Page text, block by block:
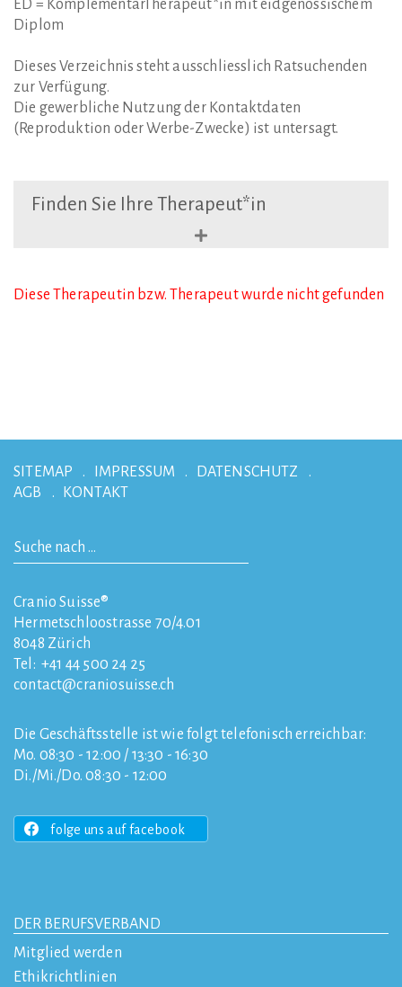
ED = KomplementärTherapeut*in mit eidgenössischem
Diplom
Dieses Verzeichnis steht ausschliesslich Ratsuchenden
zur Verfügung.
Die gewerbliche Nutzung der Kontaktdaten
(Reproduktion oder Werbe-Zwecke) ist untersagt.
Finden Sie Ihre Therapeut*in
Diese Therapeutin bzw. Therapeut wurde nicht gefunden
SITEMAP IMPRESSUM
DATENSCHUTZ
AGB
KONTAKT
Cranio Suisse®
Hermetschloostrasse 70/4.01
8048 Zürich
Tel: +41 44 500 24 25
contact
craniosuisse.ch
Die Geschäftsstelle ist wie folgt telefonisch erreichbar:
Mo. 08:30 - 12:00 / 13:30 - 16:30
Di./Mi./Do. 08:30 - 12:00
folge uns auf facebook
DER BERUFSVERBAND
Mitglied werden
Ethikrichtlinien